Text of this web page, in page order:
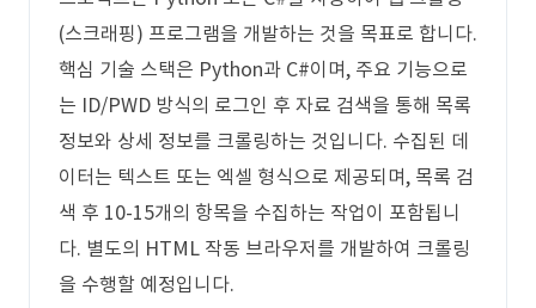
(스크래핑) 프로그램을 개발하는 것을 목표로 합니다.
핵심 기술 스택은 Python과 C#이며, 주요 기능으로
는 ID/PWD 방식의 로그인 후 자료 검색을 통해 목록
정보와 상세 정보를 크롤링하는 것입니다. 수집된 데
이터는 텍스트 또는 엑셀 형식으로 제공되며, 목록 검
색 후 10-15개의 항목을 수집하는 작업이 포함됩니
다. 별도의 HTML 작동 브라우저를 개발하여 크롤링
을 수행할 예정입니다.